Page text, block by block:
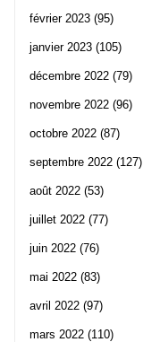
février 2023 (95)
janvier 2023 (105)
décembre 2022 (79)
novembre 2022 (96)
octobre 2022 (87)
septembre 2022 (127)
août 2022 (53)
juillet 2022 (77)
juin 2022 (76)
mai 2022 (83)
avril 2022 (97)
mars 2022 (110)